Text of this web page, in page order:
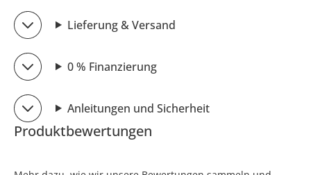
Lieferung & Versand
0 % Finanzierung
Anleitungen und Sicherheit
Produktbewertungen